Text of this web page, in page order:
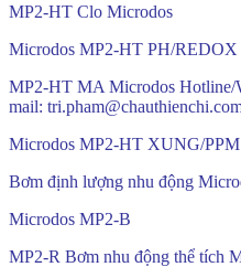
MP2-HT Clo Microdos
Microdos MP2-HT PH/REDOX
MP2-HT MA Microdos Hotline/
mail:
Microdos MP2-HT XUNG/PPM
Bơm định lượng nhu động
Microdos MP2-B
MP2-R Bơm nhu động thể tích